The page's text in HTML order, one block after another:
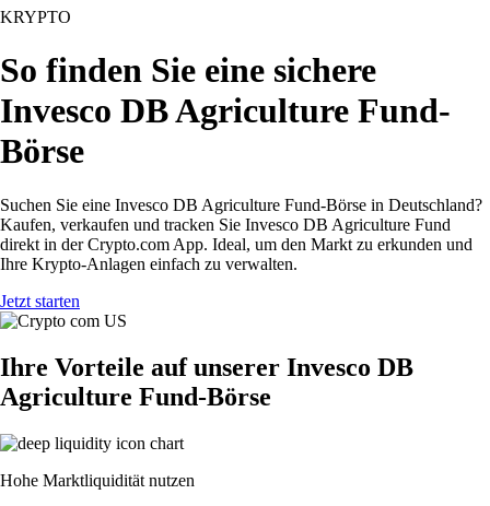
KRYPTO
So finden Sie eine sichere
Invesco DB Agriculture Fund-
Börse
Suchen Sie eine Invesco DB Agriculture Fund-Börse in Deutschland?
Kaufen, verkaufen und tracken Sie Invesco DB Agriculture Fund
direkt in der Crypto.com App. Ideal, um den Markt zu erkunden und
Ihre Krypto-Anlagen einfach zu verwalten.
Jetzt starten
Ihre Vorteile auf unserer Invesco DB
Agriculture Fund-Börse
Hohe Marktliquidität nutzen